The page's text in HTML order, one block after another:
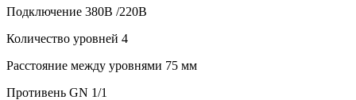
Подключение 380В /220В
Количество уровней 4
Расстояние между уровнями 75 мм
Противень GN 1/1